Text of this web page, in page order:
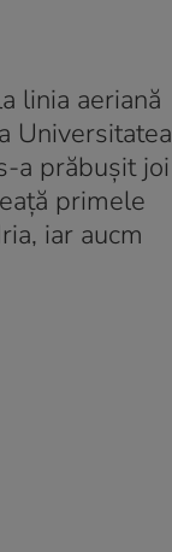
linia aeriană
Universitatea
a prăbușit joi
primele
iar aucm